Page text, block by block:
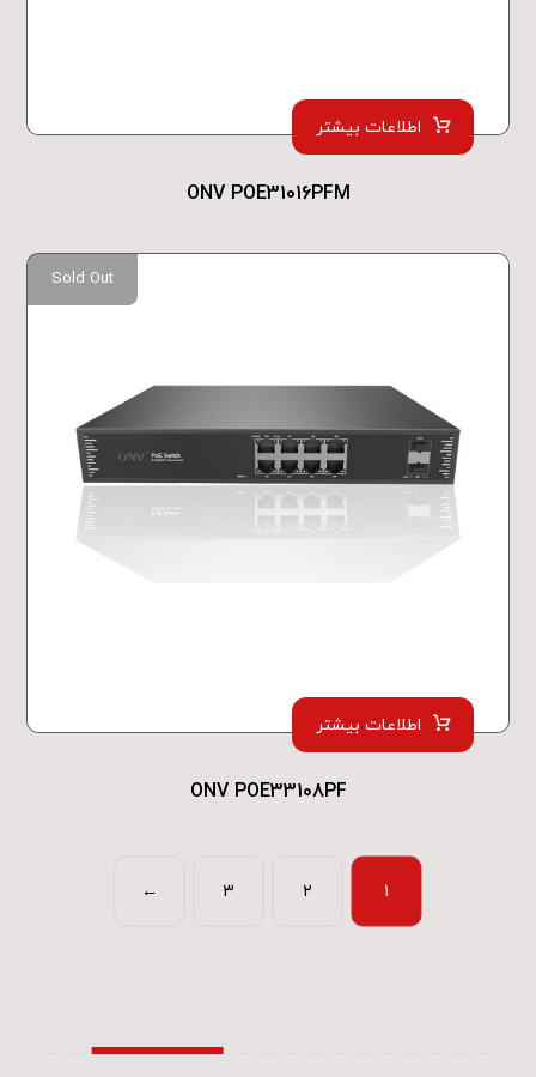
ONV POE31016PFM
اطلاعات بیشتر
ONV POE33108PF
Sold Out
اطلاعات بیشتر
۱ ۲ ۳ ←